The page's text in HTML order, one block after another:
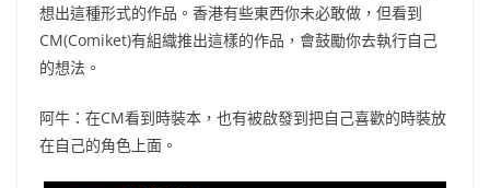
想出這種形式的作品。香港有些東西你未必敢做，但看到
CM(Comiket)有組織推出這樣的作品，會鼓勵你去執行自己
的想法。
阿牛：在CM看到時裝本，也有被啟發到把自己喜歡的時裝放
在自己的角色上面。